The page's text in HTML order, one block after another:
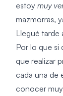
estoy muy
mazmorras,
Llegué tarde
Por lo que si
que realizar
cada una de
conocer